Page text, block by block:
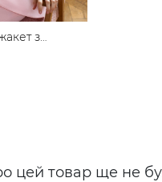
з
цей товар ще не